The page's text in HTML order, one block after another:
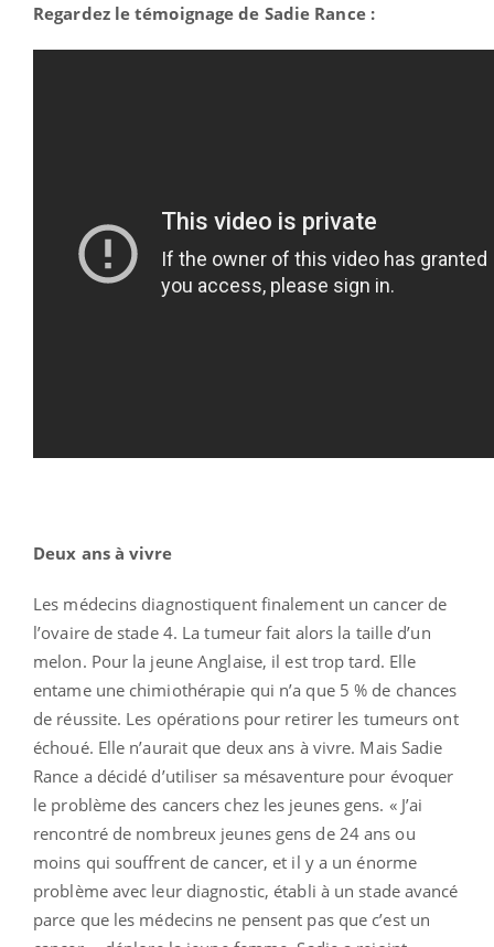
Regardez le témoignage de Sadie Rance :
Deux ans à vivre
Les médecins diagnostiquent finalement un cancer de
l’ovaire de stade 4. La tumeur fait alors la taille d’un
melon. Pour la jeune Anglaise, il est trop tard. Elle
entame une chimiothérapie qui n’a que 5 % de chances
de réussite. Les opérations pour retirer les tumeurs ont
échoué. Elle n’aurait que deux ans à vivre. Mais Sadie
Rance a décidé d’utiliser sa mésaventure pour évoquer
le problème des cancers chez les jeunes gens. « J’ai
rencontré de nombreux jeunes gens de 24 ans ou
moins qui souffrent de cancer, et il y a un énorme
problème avec leur diagnostic, établi à un stade avancé
parce que les médecins ne pensent pas que c’est un